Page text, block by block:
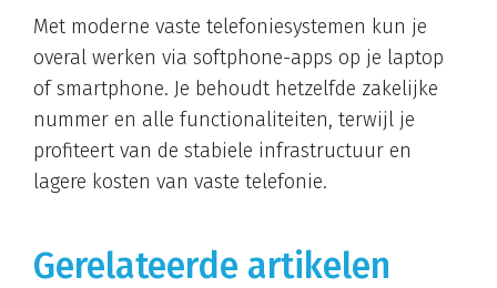
Met moderne vaste telefoniesystemen kun je
overal werken via softphone-apps op je laptop
of smartphone. Je behoudt hetzelfde zakelijke
nummer en alle functionaliteiten, terwijl je
profiteert van de stabiele infrastructuur en
lagere kosten van vaste telefonie.
Gerelateerde artikelen